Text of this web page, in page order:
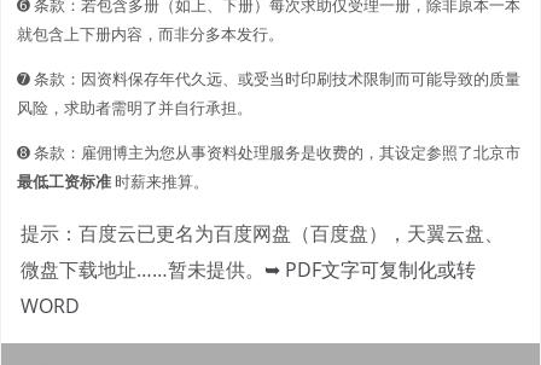
➏ 条款：若包含多册（如上、下册）每次求助仅受理一册，除非原本一本
就包含上下册内容，而非分多本发行。
➐ 条款：因资料保存年代久远、或受当时印刷技术限制而可能导致的质量
风险，求助者需明了并自行承担。
➑ 条款：雇佣博主为您从事资料处理服务是收费的，其设定参照了北京市
最低工资标准时薪来推算。
提示：百度云已更名为百度网盘（百度盘），天翼云盘、
微盘下载地址……暂未提供。 ➥ PDF文字可复制化或转
WORD